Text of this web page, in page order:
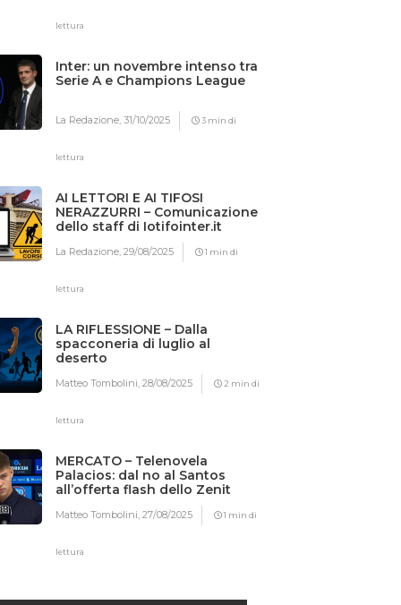
lettura
Inter: un novembre intenso tra
Serie A e Champions League
La Redazione,31/10/2025 3 min di
lettura
AI LETTORI E AI TIFOSI
NERAZZURRI – Comunicazione
dello staff di Iotifointer.it
La Redazione,29/08/2025 1 min di
lettura
LA RIFLESSIONE – Dalla
spacconeria di luglio al
deserto
Matteo Tombolini,28/08/2025 2 min di
lettura
MERCATO – Telenovela
Palacios: dal no al Santos
all’offerta flash dello Zenit
Matteo Tombolini,27/08/2025 1 min di
lettura